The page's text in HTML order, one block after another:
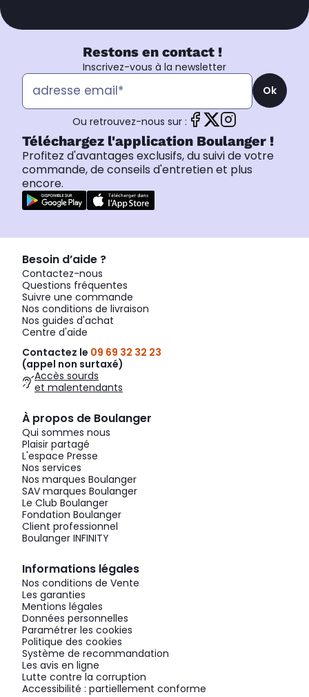
Restons en contact !
Inscrivez-vous à la newsletter
Ok
Ou retrouvez-nous sur :
Téléchargez l'application Boulanger !
Profitez d'avantages exclusifs, du suivi de votre
commande, de conseils d'entretien et plus
encore.
Besoin d’aide ?
Contactez-nous
Questions fréquentes
Suivre une commande
Nos conditions de livraison
Nos guides d'achat
Centre d'aide
Contactez le 09 69 32 32 23
(appel non surtaxé)
Accès sourds
et malentendants
À propos de Boulanger
Qui sommes nous
Plaisir partagé
L'espace Presse
Nos services
Nos marques Boulanger
SAV marques Boulanger
Le Club Boulanger
Fondation Boulanger
Client professionnel
Boulanger INFINITY
Informations légales
Nos conditions de Vente
Les garanties
Mentions légales
Données personnelles
Paramétrer les cookies
Politique des cookies
Système de recommandation
Les avis en ligne
Lutte contre la corruption
Accessibilité : partiellement conforme